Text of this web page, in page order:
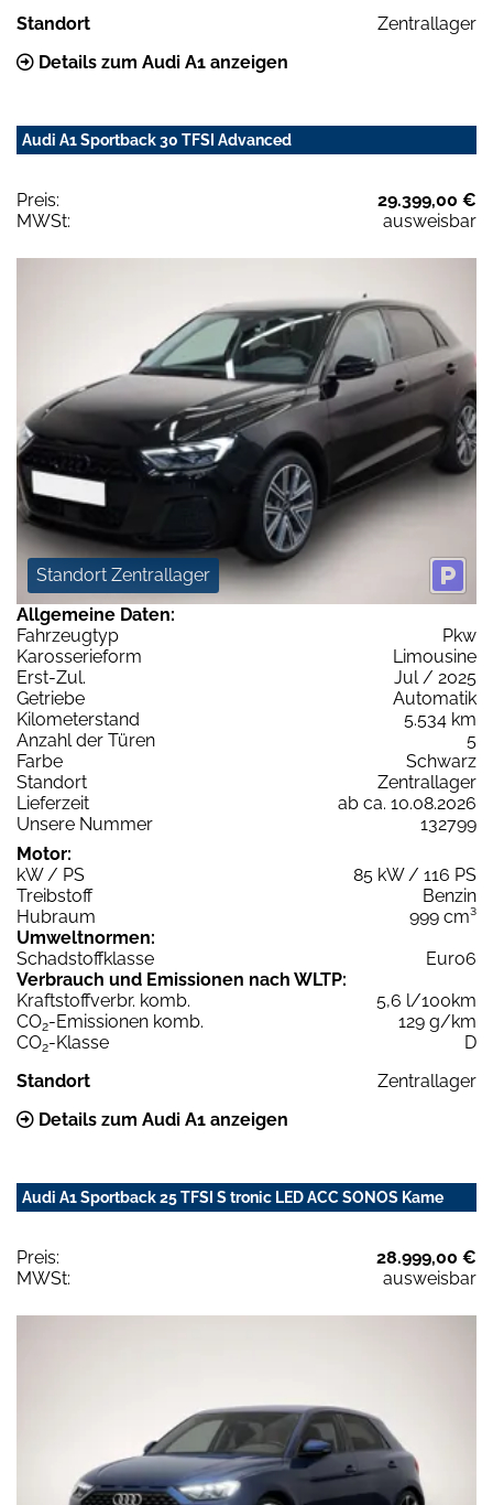
Standort
Zentrallager
Details zum Audi A1 anzeigen
Audi A1 Sportback 30 TFSI Advanced
Preis:
29.399,00 €
MWSt:
ausweisbar
Standort Zentrallager
Allgemeine Daten:
Fahrzeugtyp
Pkw
Karosserieform
Limousine
Erst-Zul.
Jul / 2025
Getriebe
Automatik
Kilometerstand
5.534 km
Anzahl der Türen
5
Farbe
Schwarz
Standort
Zentrallager
Lieferzeit
ab ca. 10.08.2026
Unsere Nummer
132799
Motor:
kW / PS
85 kW / 116 PS
Treibstoff
Benzin
Hubraum
999 cm³
Umweltnormen:
Schadstoffklasse
Euro6
Verbrauch und Emissionen nach WLTP:
Kraftstoffverbr. komb.
5,6 l/100km
CO2-Emissionen komb.
129 g/km
CO2-Klasse
D
Standort
Zentrallager
Details zum Audi A1 anzeigen
Audi A1 Sportback 25 TFSI S tronic LED ACC SONOS Kame
Preis:
28.999,00 €
MWSt:
ausweisbar